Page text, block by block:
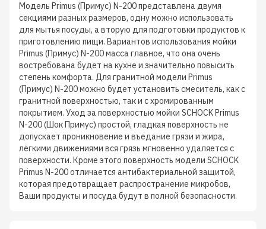
Модель Primus (Примус) N-200 представлена двумя
секциями разных размеров, одну можно использовать
для мытья посуды, а вторую для подготовки продуктов к
приготовлению пищи. Вариантов использования мойки
Primus (Примус) N-200 масса главное, что она очень
востребована будет на кухне и значительно повысить
степень комфорта. Для гранитной модели Primus
(Примус) N-200 можно будет установить смеситель, как с
гранитной поверхностью, так и с хромированным
покрытием. Уход за поверхностью мойки SCHOCK Primus
N-200 (Шок Примус) простой, гладкая поверхность не
допускает проникновение и въедание грязи и жира,
лёгкими движениями вся грязь мгновенно удаляется с
поверхности. Кроме этого поверхность модели SCHOCK
Primus N-200 отличается антибактериальной защитой,
которая предотвращает распространение микробов,
Ваши продукты и посуда будут в полной безопасности.